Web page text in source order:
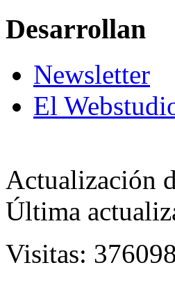
Desarrollan
Newsletter
El
Actualización
Última
Visitas: 376098